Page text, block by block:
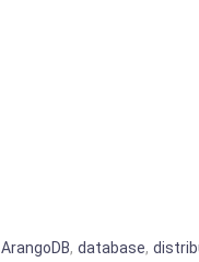
ArangoDB, database,